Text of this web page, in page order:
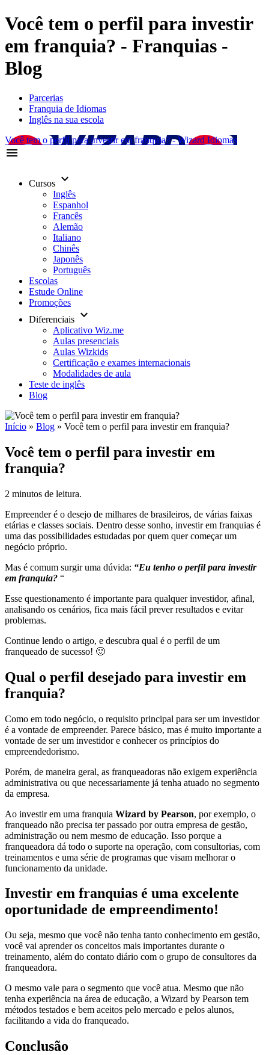
Você tem o perfil para investir
em franquia? - Franquias -
Blog
Parcerias
Franquia de Idiomas
Inglês na sua escola
Você tem o perfil para investir em franquia? - Wizard Idiomas
menu
Cursos keyboard_arrow_down
Inglês
Espanhol
Francês
Alemão
Italiano
Chinês
Japonês
Português
Escolas
Estude Online
Promoções
Diferenciais keyboard_arrow_down
Aplicativo Wiz.me
Aulas presenciais
Aulas Wizkids
Certificação e exames internacionais
Modalidades de aula
Teste de inglês
Blog
Início » Blog » Você tem o perfil para investir em franquia?
Você tem o perfil para investir em
franquia?
2 minutos de leitura.
Empreender é o desejo de milhares de brasileiros, de várias faixas
etárias e classes sociais. Dentro desse sonho, investir em franquias é
uma das possibilidades estudadas por quem quer começar um
negócio próprio.
Mas é comum surgir uma dúvida: “Eu tenho o perfil para investir
em franquia? “
Esse questionamento é importante para qualquer investidor, afinal,
analisando os cenários, fica mais fácil prever resultados e evitar
problemas.
Continue lendo o artigo, e descubra qual é o perfil de um
franqueado de sucesso! 🙂
Qual o perfil desejado para investir em
franquia?
Como em todo negócio, o requisito principal para ser um investidor
é a vontade de empreender. Parece básico, mas é muito importante a
vontade de ser um investidor e conhecer os princípios do
empreendedorismo.
Porém, de maneira geral, as franqueadoras não exigem experiência
administrativa ou que necessariamente já tenha atuado no segmento
da empresa.
Ao investir em uma franquia Wizard by Pearson, por exemplo, o
franqueado não precisa ter passado por outra empresa de gestão,
administração ou nem mesmo de educação. Isso porque a
franqueadora dá todo o suporte na operação, com consultorias, com
treinamentos e uma série de programas que visam melhorar o
funcionamento da unidade.
Investir em franquias é uma excelente
oportunidade de empreendimento!
Ou seja, mesmo que você não tenha tanto conhecimento em gestão,
você vai aprender os conceitos mais importantes durante o
treinamento, além do contato diário com o grupo de consultores da
franqueadora.
O mesmo vale para o segmento que você atua. Mesmo que não
tenha experiência na área de educação, a Wizard by Pearson tem
métodos testados e bem aceitos pelo mercado e pelos alunos,
facilitando a vida do franqueado.
Conclusão